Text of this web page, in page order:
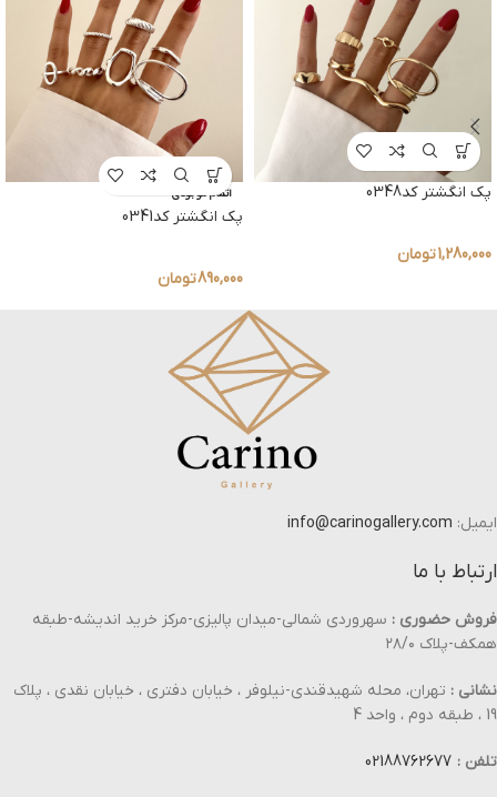
پک انگشتر کد0348
1,280,000تومان
اتمام موجودی
پک انگشتر کد0341
890,000تومان
ایمیل: info@carinogallery.com
ارتباط با ما
فروش حضوری : سهروردی شمالی-میدان پالیزی-مرکز خرید اندیشه-طبقه
همکف-پلاک ۲۸/۰
نشانی : تهران، محله شهیدقندی-نیلوفر ، خیابان دفتری ، خیابان نقدی ، پلاک
19 ، طبقه دوم ، واحد 4
تلفن : 02188762677